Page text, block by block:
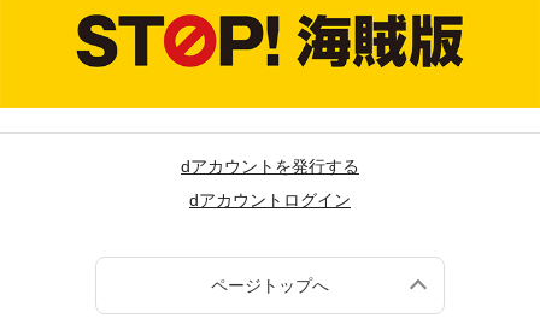
dアカウントを発行する
dアカウントログイン
ページトップへ